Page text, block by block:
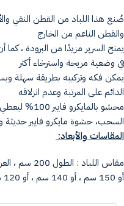
صُنع هذا اللباد من القطن النقي
والقطن الناعم من الخارج
يمنح السرير مزيدًا من البرودة ،
في وضعية مريحة واسترخاء أكثر
يمكن فكه وتركيبه بطريقة سهلة
الدائم على المرتبة وعدم انزلاقه
محشو
السحب، حشوة مايكرو فايبر حديثة
المقاسات والأبعاد:
أو 150 سم ، أو 140 سم ، أو 120 سم ، الارتفاع 14 سم